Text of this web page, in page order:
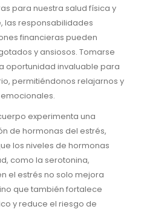
para nuestra salud física y
las responsabilidades
financieras pueden
y ansiosos. Tomarse
oportunidad invaluable para
permitiéndonos relajarnos y
experimenta una
de hormonas del estrés,
los niveles de hormonas
como la serotonina,
el estrés no solo mejora
que también fortalece
y reduce el riesgo de